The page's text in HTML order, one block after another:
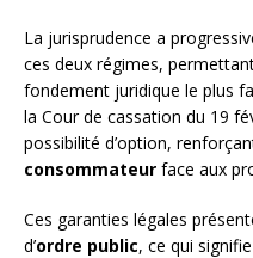
La jurisprudence a
ces deux régimes,
fondement juridique le plus
la Cour de cassation du 19
possibilité d’option,
consommateur face aux
Ces garanties légales
d’ordre public, ce qui